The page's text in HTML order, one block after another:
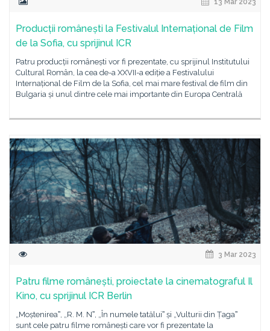
13 Mar 2023
Producții românești la Festivalul Internațional de Film
de la Sofia, cu sprijinul ICR
Patru producții românești vor fi prezentate, cu sprijinul Institutului
Cultural Român, la cea de-a XXVII-a ediție a Festivalului
Internațional de Film de la Sofia, cel mai mare festival de film din
Bulgaria și unul dintre cele mai importante din Europa Centrală
3 Mar 2023
Patru filme românești, proiectate la cinematograful Il
Kino, cu sprijinul ICR Berlin
„Moștenireaˮ, „R. M. Nˮ, „În numele tatăluiˮ și „Vulturii din Țagaˮ
sunt cele patru filme românești care vor fi prezentate la